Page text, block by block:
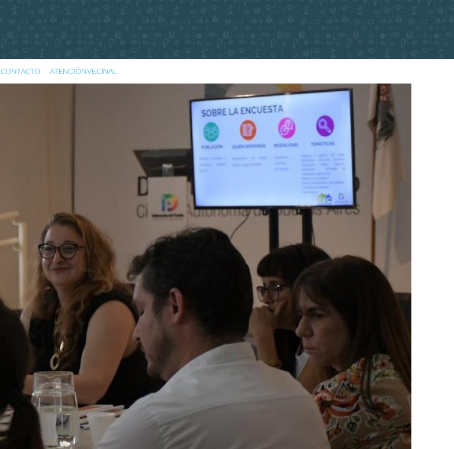
CONTACTO ATENCIÓN VECINAL